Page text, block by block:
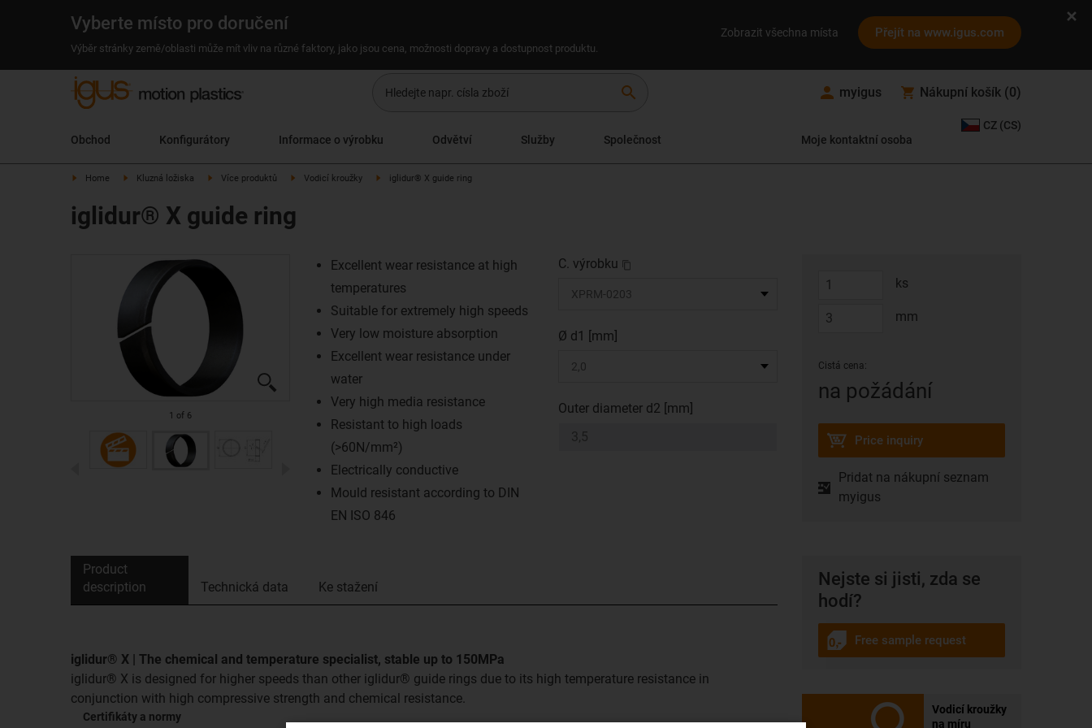
Vyberte místo pro doručení
Výběr stránky země/oblasti může mít vliv na různé faktory, jako jsou cena, možnosti dopravy a dostupnost produktu.
Zobrazit všechna místa Přejít na www.igus.com
search myigus Nákupní košík (0)
Obchod Konfigurátory Informace o výrobku Odvětví Služby Společnost Moje kontaktní osoba
CZ (CS)
Home Kluzná ložiska Více produktů Vodicí kroužky iglidur® X guide ring
iglidur® X guide ring
1 of 6
Excellent wear resistance at high
temperatures
Suitable for extremely high speeds
Very low moisture absorption
Excellent wear resistance under
water
Very high media resistance
Resistant to high loads
(>60N/mm²)
Electrically conductive
Mould resistant according to DIN
EN ISO 846
C. výrobku
Ø d1 [mm]
Outer diameter d2 [mm]
ks
mm
Cistá cena:
na požádání
Price inquiry
Pridat na nákupní seznam
myigus
Nejste si jisti, zda se
hodí?
Free sample request
Vodicí kroužky
na míru
Product
description
Technická data Ke stažení
iglidur® X | The chemical and temperature specialist, stable up to 150MPa
iglidur® X is designed for higher speeds than other iglidur® guide rings due to its high temperature resistance in
conjunction with high compressive strength and chemical resistance.
Certifikáty a normy